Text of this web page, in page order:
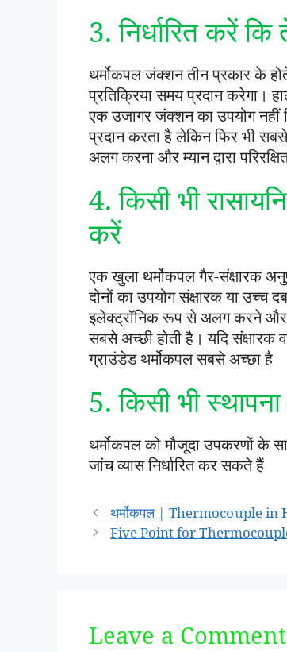
3. निर्धारित करें
थर्मोकपल जंक्शन तीन प्रकार के
प्रतिक्रिया समय प्रदान करेगा।
एक उजागर जंक्शन का उपयोग नहीं
प्रदान करता है लेकिन फिर भी
अलग करना और म्यान द्वारा
4. किसी भी
करें
एक खुला थर्मोकपल गैर-संक्षारक
दोनों का उपयोग संक्षारक या उच्च
इलेक्ट्रॉनिक रूप से अलग करने और
सबसे अच्छी होती है। यदि संक्षारक
ग्राउंडेड थर्मोकपल सबसे अच्छा है
5. किसी भी
थर्मोकपल को मौजूदा उपकरणों के
जांच व्यास निर्धारित कर सकते हैं
Post
navigation
थर्मोकपल | Thermocouple in
Five Point for
Leave a Comment